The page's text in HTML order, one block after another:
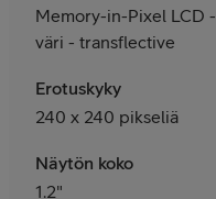
Memory-in-Pixel LCD -
väri - transflective
Erotuskyky
240 x 240 pikseliä
Näytön koko
1.2"